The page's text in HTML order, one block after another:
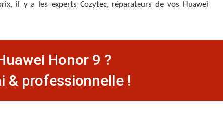
il y a les experts Cozytec, réparateurs de vos Huawei
Honor 9 ?
& professionnelle !